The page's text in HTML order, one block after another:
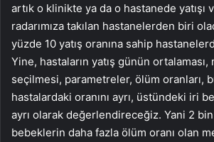
artık o klinikte ya da o hastanede yatışı
radarımıza takılan hastanelerden biri
yüzde 10 yatış oranına sahip
Yine, hastaların yatış günün ortalaması,
seçilmesi, parametreler, ölüm oranları,
hastalardaki oranını ayrı, üstündeki iri
ayrı olarak değerlendireceğiz. Yani 2
bebeklerin daha fazla ölüm oranı olan